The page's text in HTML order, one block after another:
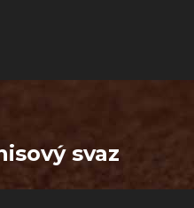
svaz